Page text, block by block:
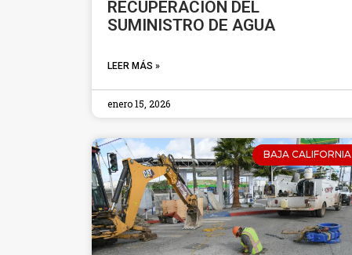
RECUPERACIÓN DEL
SUMINISTRO DE AGUA
LEER MÁS »
enero 15, 2026
BAJA CALIFORNIA